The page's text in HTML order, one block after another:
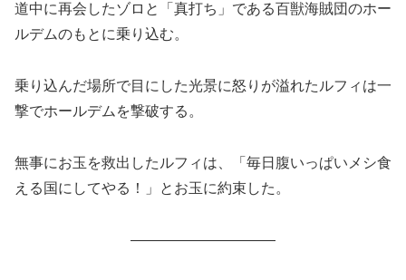
道中に再会したゾロと「真打ち」である百獣海賊団のホー
ルデムのもとに乗り込む。
乗り込んだ場所で目にした光景に怒りが溢れたルフィは一
撃でホールデムを撃破する。
無事にお玉を救出したルフィは、「毎日腹いっぱいメシ食
える国にしてやる！」とお玉に約束した。
――――――――――